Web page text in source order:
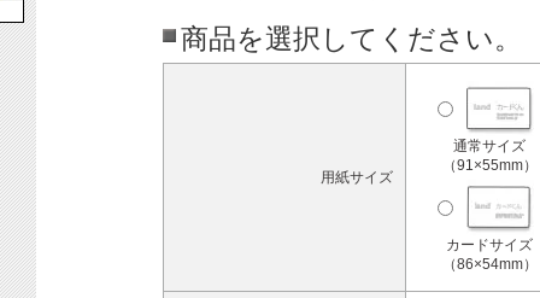
商品を選択してください。
用紙サイズ
通常サイズ
（91×55mm）
カードサイズ
（86×54mm）